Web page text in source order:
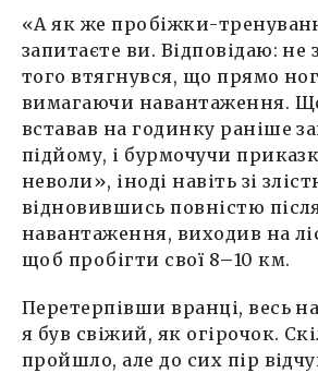
«А як же пробіжки-
запитаєте ви. Відповідаю: не
того втягнувся, що прямо
вимагаючи навантаження.
вставав на годинку раніше
підйому, і бурмочучи
неволи», іноді навіть зі
відновившись повністю
навантаження, виходив на
щоб пробігти свої 8–10 км.
Перетерпівши вранці, весь
я був свіжий, як огірочок.
пройшло, але до сих пір